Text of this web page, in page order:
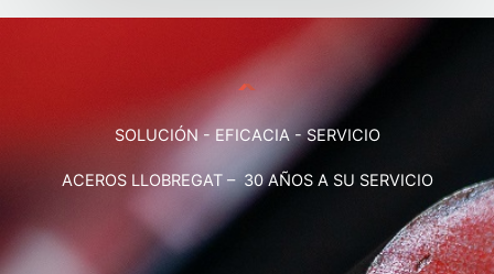
SOLUCIÓN - EFICACIA - SERVICIO
ACEROS LLOBREGAT – 30 AÑOS A SU SERVICIO